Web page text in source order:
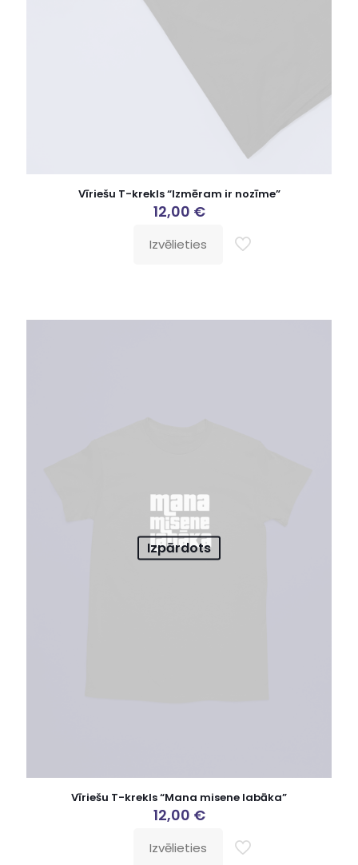
Vīriešu T-krekls “Izmēram ir nozīme”
12,00 €
Izvēlieties
Izpārdots
Vīriešu T-krekls “Mana misene labāka”
12,00 €
Izvēlieties